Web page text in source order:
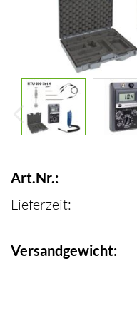
Art.Nr.:
Lieferzeit:
Versandgewicht: